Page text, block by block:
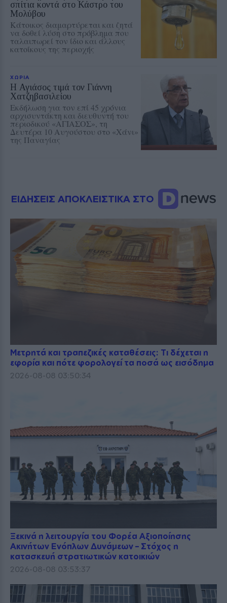
σπίτια κοντά στο Κάστρο του
Μολύβου
Κάτοικος διαμαρτύρεται και ζητά
να δοθεί λύση στο πρόβλημα που
ταλαιπωρεί τον ίδιο και άλλους
κατοίκους της περιοχής
ΧΩΡΙΑ
Η Αγιάσος τιμά τον Γιάννη
Χατζηβασιλείου
Εκδήλωση για τον επί 45 χρόνια
αρχισυντάκτη και διευθυντή του
περιοδικού «ΑΓΙΑΣΟΣ», τη
Δευτέρα 10 Αυγούστου στο «Χάνι»
της Παναγίας
ΕΙΔΗΣΕΙΣ ΑΠΟΚΛΕΙΣΤΙΚΑ ΣΤΟ
Μετρητά και τραπεζικές καταθέσεις: Τι δέχεται η
εφορία και πότε φορολογεί τα ποσά ως εισόδημα
2026-08-08 03:50:34
Ξεκινά η λειτουργία του Φορέα Αξιοποίησης
Ακινήτων Ενόπλων Δυνάμεων – Στόχος η
κατασκευή στρατιωτικών κατοικιών
2026-08-08 03:53:37